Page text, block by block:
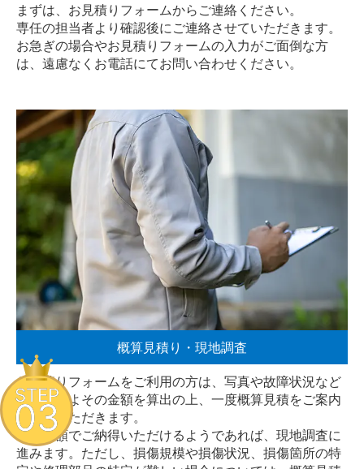
まずは、お見積りフォームからご連絡ください。
専任の担当者より確認後にご連絡させていただきます。
お急ぎの場合やお見積りフォームの入力がご面倒な方
は、遠慮なく お電話にてお問い合わせください。
概算見積り・現地調査
お見積りフォームをご利用の方は、写真や故障状況など
からおおよその金額を算出の上、一度概算見積をご案内
させていただきます。
その金額でご納得いただけるようであれば、現地調査に
進みます。ただし、損傷規模や損傷状況、損傷箇所の特
STEP
03